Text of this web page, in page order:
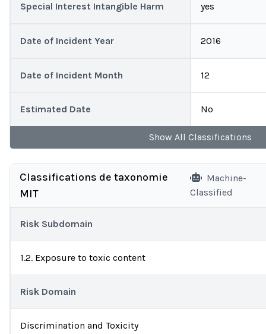
Special Interest Intangible Harm yes
Date of Incident Year 2016
Date of Incident Month 12
Estimated Date No
Show All Classifications
Classifications de taxonomie
MIT
Machine-
Classified
Risk Subdomain
1.2. Exposure to toxic content
Risk Domain
Discrimination and Toxicity